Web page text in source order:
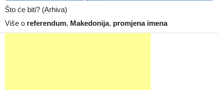
Što će biti? (Arhiva)
Više o referendum, Makedonija, promjena imena